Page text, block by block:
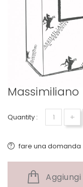
Massimiliano
Quantity : +
fare una domanda